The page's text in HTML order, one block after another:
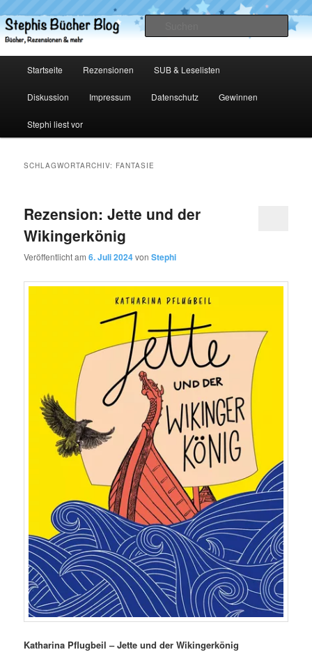
primären
Inhalt
sekundären
Inhalt
Stephis Bücher Blog
Startseite Rezensionen SUB & Leselisten
Diskussion Impressum Datenschutz Gewinnen
Stephi liest vor
SCHLAGWORTARCHIV: FANTASIE
Rezension: Jette und der
Wikingerkönig
Veröffentlicht am6. Juli 2024vonStephi
Katharina Pflugbeil – Jette und der Wikingerkönig